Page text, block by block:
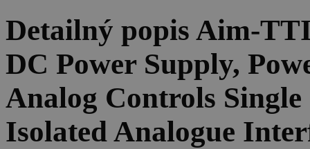
Detailný popis Aim-
DC Power Supply,
Analog Controls
Isolated Analogue